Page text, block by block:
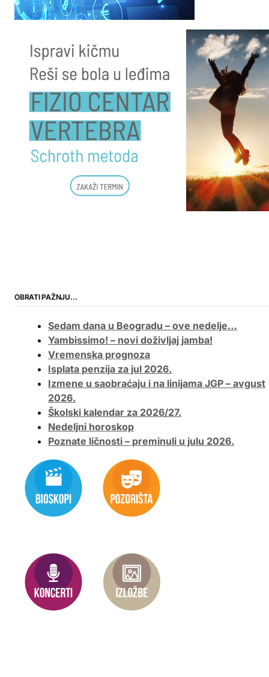
OBRATI PAŽNJU…
Sedam dana u Beogradu – ove nedelje…
Yambissimo! – novi doživljaj jamba!
Vremenska prognoza
Isplata penzija za jul 2026.
Izmene u saobraćaju i na linijama JGP – avgust
2026.
Školski kalendar za 2026/27.
Nedeljni horoskop
Poznate ličnosti – preminuli u julu 2026.